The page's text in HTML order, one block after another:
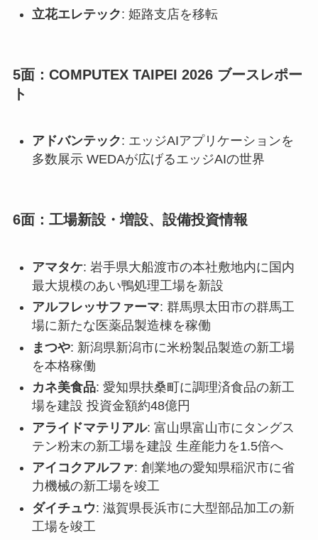
立花エレテック: 姫路支店を移転
5面：COMPUTEX TAIPEI 2026 ブースレポー
ト
アドバンテック: エッジAIアプリケーションを
多数展示 WEDAが広げるエッジAIの世界
6面：工場新設・増設、設備投資情報
アマタケ: 岩手県大船渡市の本社敷地内に国内
最大規模のあい鴨処理工場を新設
アルフレッサファーマ: 群馬県太田市の群馬工
場に新たな医薬品製造棟を稼働
まつや: 新潟県新潟市に米粉製品製造の新工場
を本格稼働
カネ美食品: 愛知県扶桑町に調理済食品の新工
場を建設 投資金額約48億円
アライドマテリアル: 富山県富山市にタングス
テン粉末の新工場を建設 生産能力を1.5倍へ
アイコクアルファ: 創業地の愛知県稲沢市に省
力機械の新工場を竣工
ダイチュウ: 滋賀県長浜市に大型部品加工の新
工場を竣工